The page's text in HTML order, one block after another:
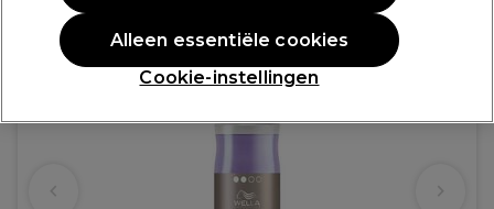
Cookie-instellingen
Alleen essentiële cookies